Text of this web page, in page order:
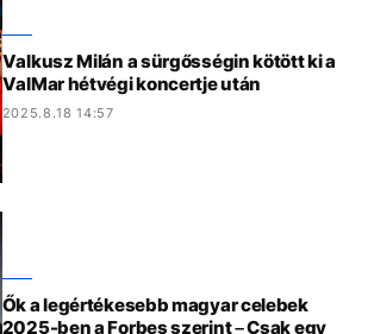
Valkusz Milán a sürgősségin kötött ki a
ValMar hétvégi koncertje után
2025.8.18 14:57
Ők a legértékesebb magyar celebek
2025-ben a Forbes szerint – Csak egy